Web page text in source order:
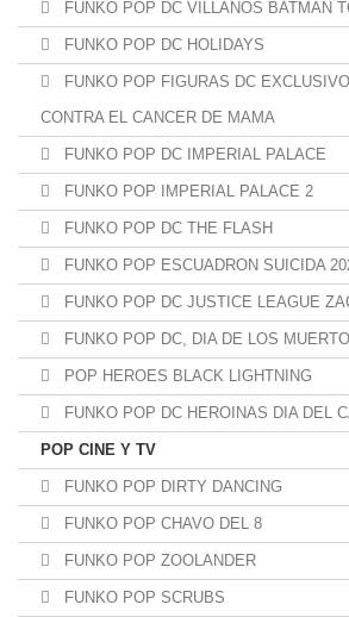
FUNKO POP DC VILLANOS BATMAN
FUNKO POP DC HOLIDAYS
FUNKO POP FIGURAS DC
CONTRA EL CANCER DE MAMA
FUNKO POP DC IMPERIAL PALACE
FUNKO POP IMPERIAL PALACE 2
FUNKO POP DC THE FLASH
FUNKO POP ESCUADRON SUICIDA
FUNKO POP DC JUSTICE LEAGUE
FUNKO POP DC, DIA DE LOS
POP HEROES BLACK LIGHTNING
FUNKO POP DC HEROINAS DIA DEL
POP CINE Y TV
FUNKO POP DIRTY DANCING
FUNKO POP CHAVO DEL 8
FUNKO POP ZOOLANDER
FUNKO POP SCRUBS